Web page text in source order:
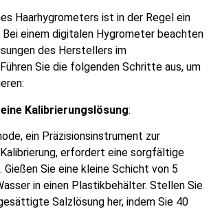
Haarhygrometers ist in der Regel ein
Bei einem digitalen Hygrometer beachten
des Herstellers im
Sie die folgenden Schritte aus, um
Kalibrierungslösung:
ein Präzisionsinstrument zur
erfordert eine sorgfältige
Gießen Sie eine kleine Schicht von 5
in einen Plastikbehälter. Stellen Sie
Salzlösung her, indem Sie 40